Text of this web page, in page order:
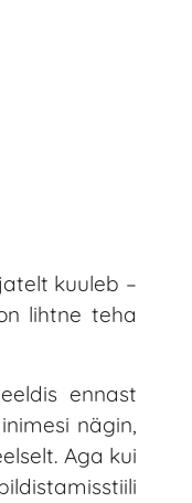
kuuleb –
lihtne teha
ennast
nägin,
Aga kui